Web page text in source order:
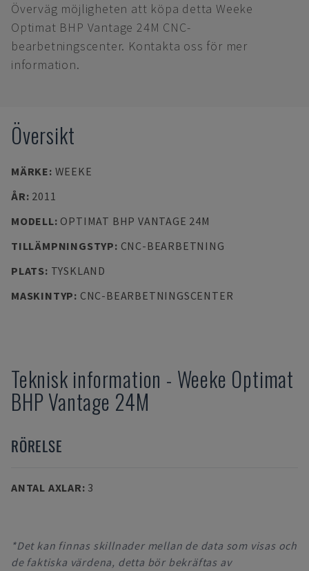
Överväg möjligheten att köpa detta Weeke
Optimat BHP Vantage 24M CNC-
bearbetningscenter. Kontakta oss för mer
information.
Översikt
MÄRKE: WEEKE
ÅR: 2011
MODELL: OPTIMAT BHP VANTAGE 24M
TILLÄMPNINGSTYP: CNC-BEARBETNING
PLATS: TYSKLAND
MASKINTYP: CNC-BEARBETNINGSCENTER
Teknisk information - Weeke Optimat
BHP Vantage 24M
RÖRELSE
ANTAL AXLAR: 3
*Det kan finnas skillnader mellan de data som visas och
de faktiska värdena, detta bör bekräftas av